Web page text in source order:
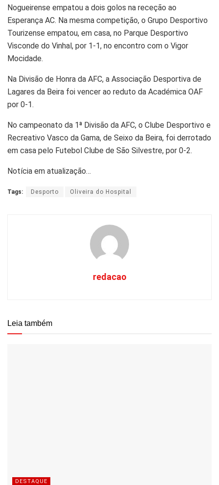
Nogueirense empatou a dois golos na receção ao
Esperança AC. Na mesma competição, o Grupo Desportivo
Tourizense empatou, em casa, no Parque Desportivo
Visconde do Vinhal, por 1-1, no encontro com o Vigor
Mocidade.
Na Divisão de Honra da AFC, a Associação Desportiva de
Lagares da Beira foi vencer ao reduto da Académica OAF
por 0-1.
No campeonato da 1ª Divisão da AFC, o Clube Desportivo e
Recreativo Vasco da Gama, de Seixo da Beira, foi derrotado
em casa pelo Futebol Clube de São Silvestre, por 0-2.
Notícia em atualização…
Tags: Desporto Oliveira do Hospital
redacao
Leia também
DESTAQUE